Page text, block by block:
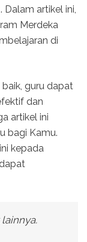
Dalam artikel ini,
Merdeka
di
guru dapat
dan
artikel ini
bagi Kamu.
kepada